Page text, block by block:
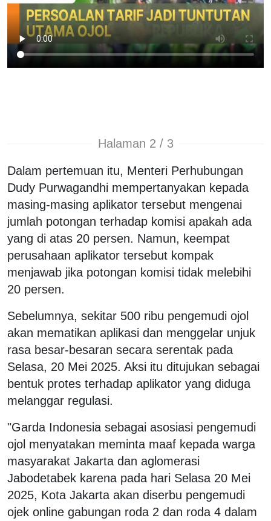
Halaman 2 / 3
Dalam pertemuan itu, Menteri Perhubungan
Dudy Purwagandhi mempertanyakan kepada
masing-masing aplikator tersebut mengenai
jumlah potongan terhadap komisi apakah ada
yang di atas 20 persen. Namun, keempat
perusahaan aplikator tersebut kompak
menjawab jika potongan komisi tidak melebihi
20 persen.
Sebelumnya, sekitar 500 ribu pengemudi ojol
akan mematikan aplikasi dan menggelar unjuk
rasa besar-besaran secara serentak pada
Selasa, 20 Mei 2025. Aksi itu ditujukan sebagai
bentuk protes terhadap aplikator yang diduga
melanggar regulasi.
"Garda Indonesia sebagai asosiasi pengemudi
ojol menyatakan meminta maaf kepada warga
masyarakat Jakarta dan aglomerasi
Jabodetabek karena pada hari Selasa 20 Mei
2025, Kota Jakarta akan diserbu pengemudi
ojek online gabungan roda 2 dan roda 4 dalam